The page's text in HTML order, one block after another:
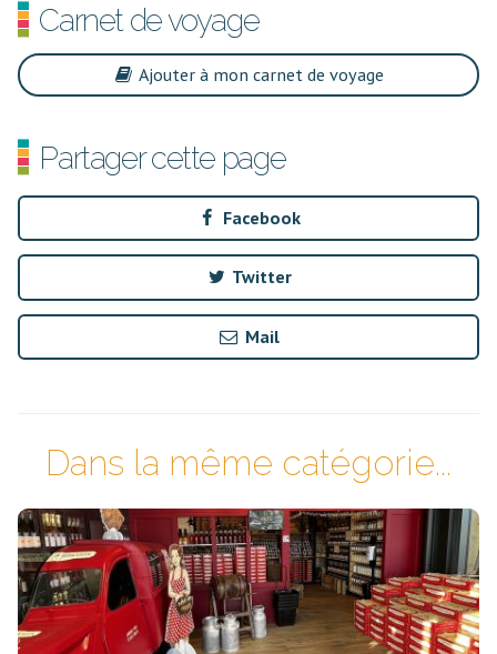
Carnet de voyage
Ajouter à mon carnet de voyage
Partager cette page
Facebook
Twitter
Mail
Dans la même catégorie...